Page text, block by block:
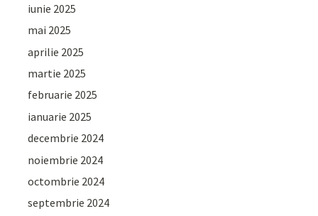
iunie 2025
mai 2025
aprilie 2025
martie 2025
februarie 2025
ianuarie 2025
decembrie 2024
noiembrie 2024
octombrie 2024
septembrie 2024